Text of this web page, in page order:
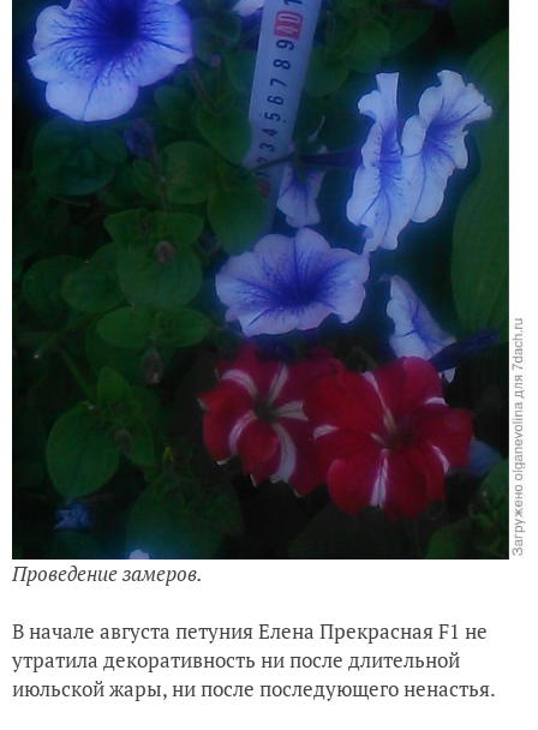
Проведение замеров.
В начале августа петуния Елена ПрекраснаяF1 не
утратила декоративность ни после длительной
июльскойжары, ни после последующего ненастья.